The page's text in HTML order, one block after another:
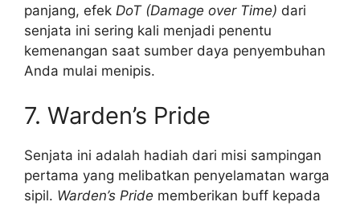
panjang, efek DoT (Damage over Time) dari
senjata ini sering kali menjadi penentu
kemenangan saat sumber daya penyembuhan
Anda mulai menipis.
7. Warden’s Pride
Senjata ini adalah hadiah dari misi sampingan
pertama yang melibatkan penyelamatan warga
sipil. Warden’s Pride memberikan buff kepada